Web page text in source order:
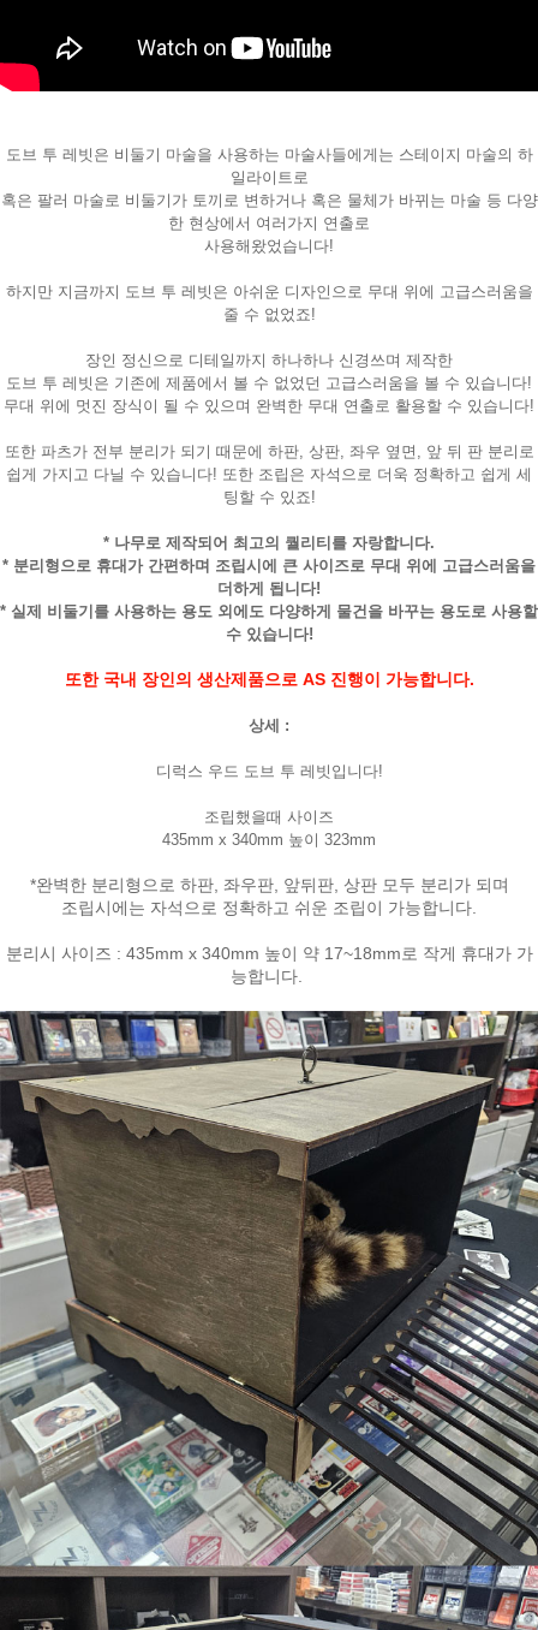
페이코 라이
PAYCO 바로
구매
도브 투 레빗은 비둘기 마술을 사용하는 마술사들에게는 스테이지 마술의 하
일라이트로
혹은 팔러 마술로 비둘기가 토끼로 변하거나 혹은 물체가 바뀌는 마술 등 다양
한 현상에서 여러가지 연출로
사용해왔었습니다!
하지만 지금까지 도브 투 레빗은 아쉬운 디자인으로 무대 위에 고급스러움을
줄 수 없었죠!
장인 정신으로 디테일까지 하나하나 신경쓰며 제작한
도브 투 레빗은 기존에 제품에서 볼 수 없었던 고급스러움을 볼 수 있습니다!
무대 위에 멋진 장식이 될 수 있으며 완벽한 무대 연출로 활용할 수 있습니다!
또한 파츠가 전부 분리가 되기 때문에 하판, 상판, 좌우 옆면, 앞 뒤 판 분리로
쉽게 가지고 다닐 수 있습니다! 또한 조립은 자석으로 더욱 정확하고 쉽게 세
팅할 수 있죠!
* 나무로 제작되어 최고의 퀄리티를 자랑합니다.
* 분리형으로 휴대가 간편하며 조립시에 큰 사이즈로 무대 위에 고급스러움을
더하게 됩니다!
* 실제 비둘기를 사용하는 용도 외에도 다양하게 물건을 바꾸는 용도로 사용할
수 있습니다!
또한 국내 장인의 생산제품으로 AS 진행이 가능합니다.
상세 :
디럭스 우드 도브 투 레빗입니다!
조립했을때 사이즈
435mm x 340mm 높이 323mm
*완벽한 분리형으로 하판, 좌우판, 앞뒤판, 상판 모두 분리가 되며
조립시에는 자석으로 정확하고 쉬운 조립이 가능합니다.
분리시 사이즈 : 435mm x 340mm 높이 약 17~18mm로 작게 휴대가 가
능합니다.